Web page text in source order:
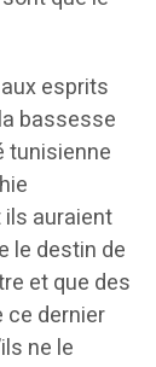
esprits
bassesse
tunisienne
auraient
le destin de
et que des
ce dernier
ne le